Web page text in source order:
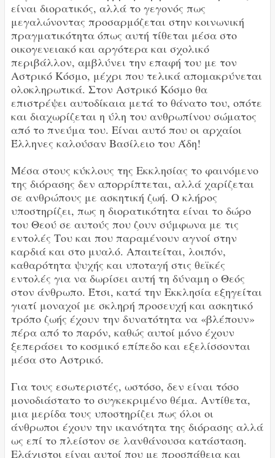
είναι διορατικός, αλλά το γεγονός πως
μεγαλώνοντας προσαρμόζεται στην κοινωνική
πραγματικότητα όπως αυτή τίθεται μέσα στο
οικογενειακό και αργότερα και σχολικό
περιβάλλον, αμβλύνει την επαφή του με τον
Αστρικό Κόσμο, μέχρι που τελικά απομακρύνεται
ολοκληρωτικά. Στον Αστρικό Κόσμο θα
επιστρέψει αυτοδίκαια μετά το θάνατο του, οπότε
και διαχωρίζεται η ύλη του ανθρωπίνου σώματος
από το πνεύμα του. Είναι αυτό που οι αρχαίοι
Έλληνες καλούσαν Βασίλειο του Άδη!
Μέσα στους κύκλους της Εκκλησίας το φαινόμενο
της διόρασης δεν απορρίπτεται, αλλά χαρίζεται
σε ανθρώπους με ασκητική ζωή. Ο κλήρος
υποστηρίζει, πως η διορατικότητα είναι το δώρο
του Θεού σε αυτούς που ζουν σύμφωνα με τις
εντολές Του και που παραμένουν αγνοί στην
καρδιά και στο μυαλό. Απαιτείται, λοιπόν,
καθαρότητα ψυχής και υποταγή στις θεϊκές
εντολές για να δωρίσει αυτή τη δύναμη ο Θεός
στον άνθρωπο. Έτσι, κατά την Εκκλησία εξηγείται
γιατί μοναχοί με σκληρή προσευχή και ασκητικό
τρόπο ζωής έχουν την δυνατότητα να «βλέπουν»
πέρα από το παρόν, καθώς αυτοί μόνο έχουν
ξεπεράσει το κοσμικό επίπεδο και εξελίσσονται
μέσα στο Αστρικό.
Για τους εσωτεριστές, ωστόσο, δεν είναι τόσο
μονοδιάστατο το συγκεκριμένο θέμα. Αντίθετα,
μια μερίδα τους υποστηρίζει πως όλοι οι
άνθρωποι έχουν την ικανότητα της διόρασης αλλά
ως επί το πλείστον σε λανθάνουσα κατάσταση.
Ελάχιστοι είναι αυτοί που με προσπάθεια και